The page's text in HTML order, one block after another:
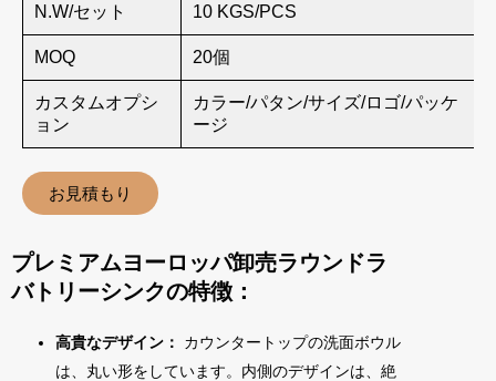
N.W/セット 10 KGS/PCS
MOQ 20個
カスタムオプシ
ョン
カラー/パタン/サイズ/ロゴ/パッケ
ージ
お見積もり
プレミアムヨーロッパ卸売ラウンドラ
バトリーシンクの特徴：
高貴なデザイン： カウンタートップの洗面ボウル
は、丸い形をしています。内側のデザインは、絶